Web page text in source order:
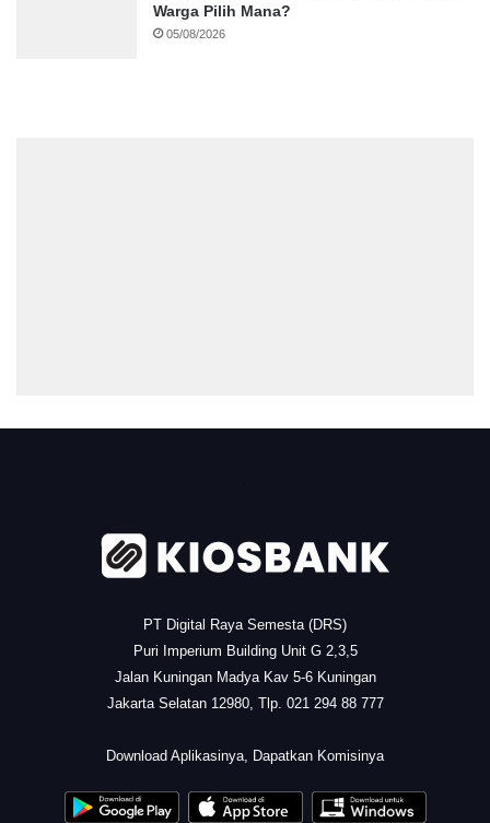
Warga Pilih Mana?
05/08/2026
PT Digital Raya Semesta (DRS)
Puri Imperium Building Unit G 2,3,5
Jalan Kuningan Madya Kav 5-6 Kuningan
Jakarta Selatan 12980, Tlp. 021 294 88 777
Download Aplikasinya, Dapatkan Komisinya